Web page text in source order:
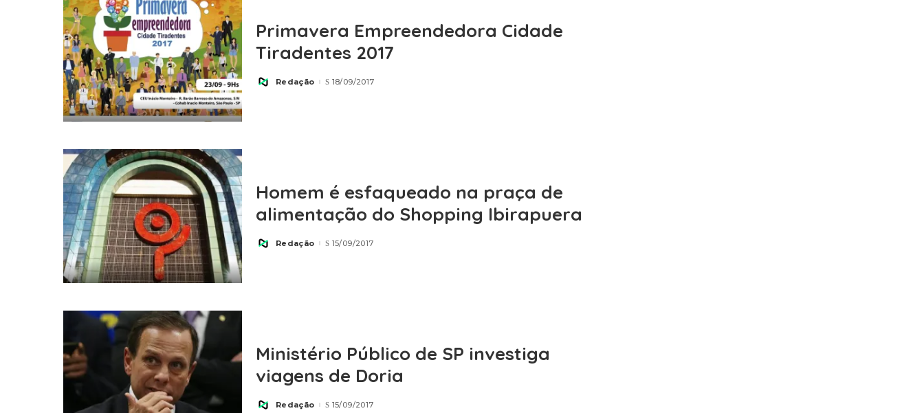
Primavera Empreendedora Cidade
Tiradentes 2017
PostedRedação 18/09/2017
Homem é esfaqueado na praça de
alimentação do Shopping Ibirapuera
PostedRedação 15/09/2017
Ministério Público de SP investiga
viagens de Doria
PostedRedação 15/09/2017